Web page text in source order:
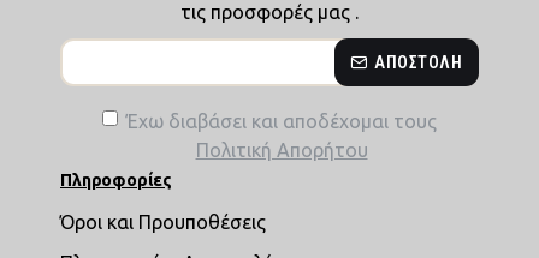
τις προσφορές μας .
ΑΠΟΣΤΟΛΉ
Έχω διαβάσει και αποδέχομαι τους
Πολιτική Απορήτου
Πληροφορίες
Όροι και Προυποθέσεις